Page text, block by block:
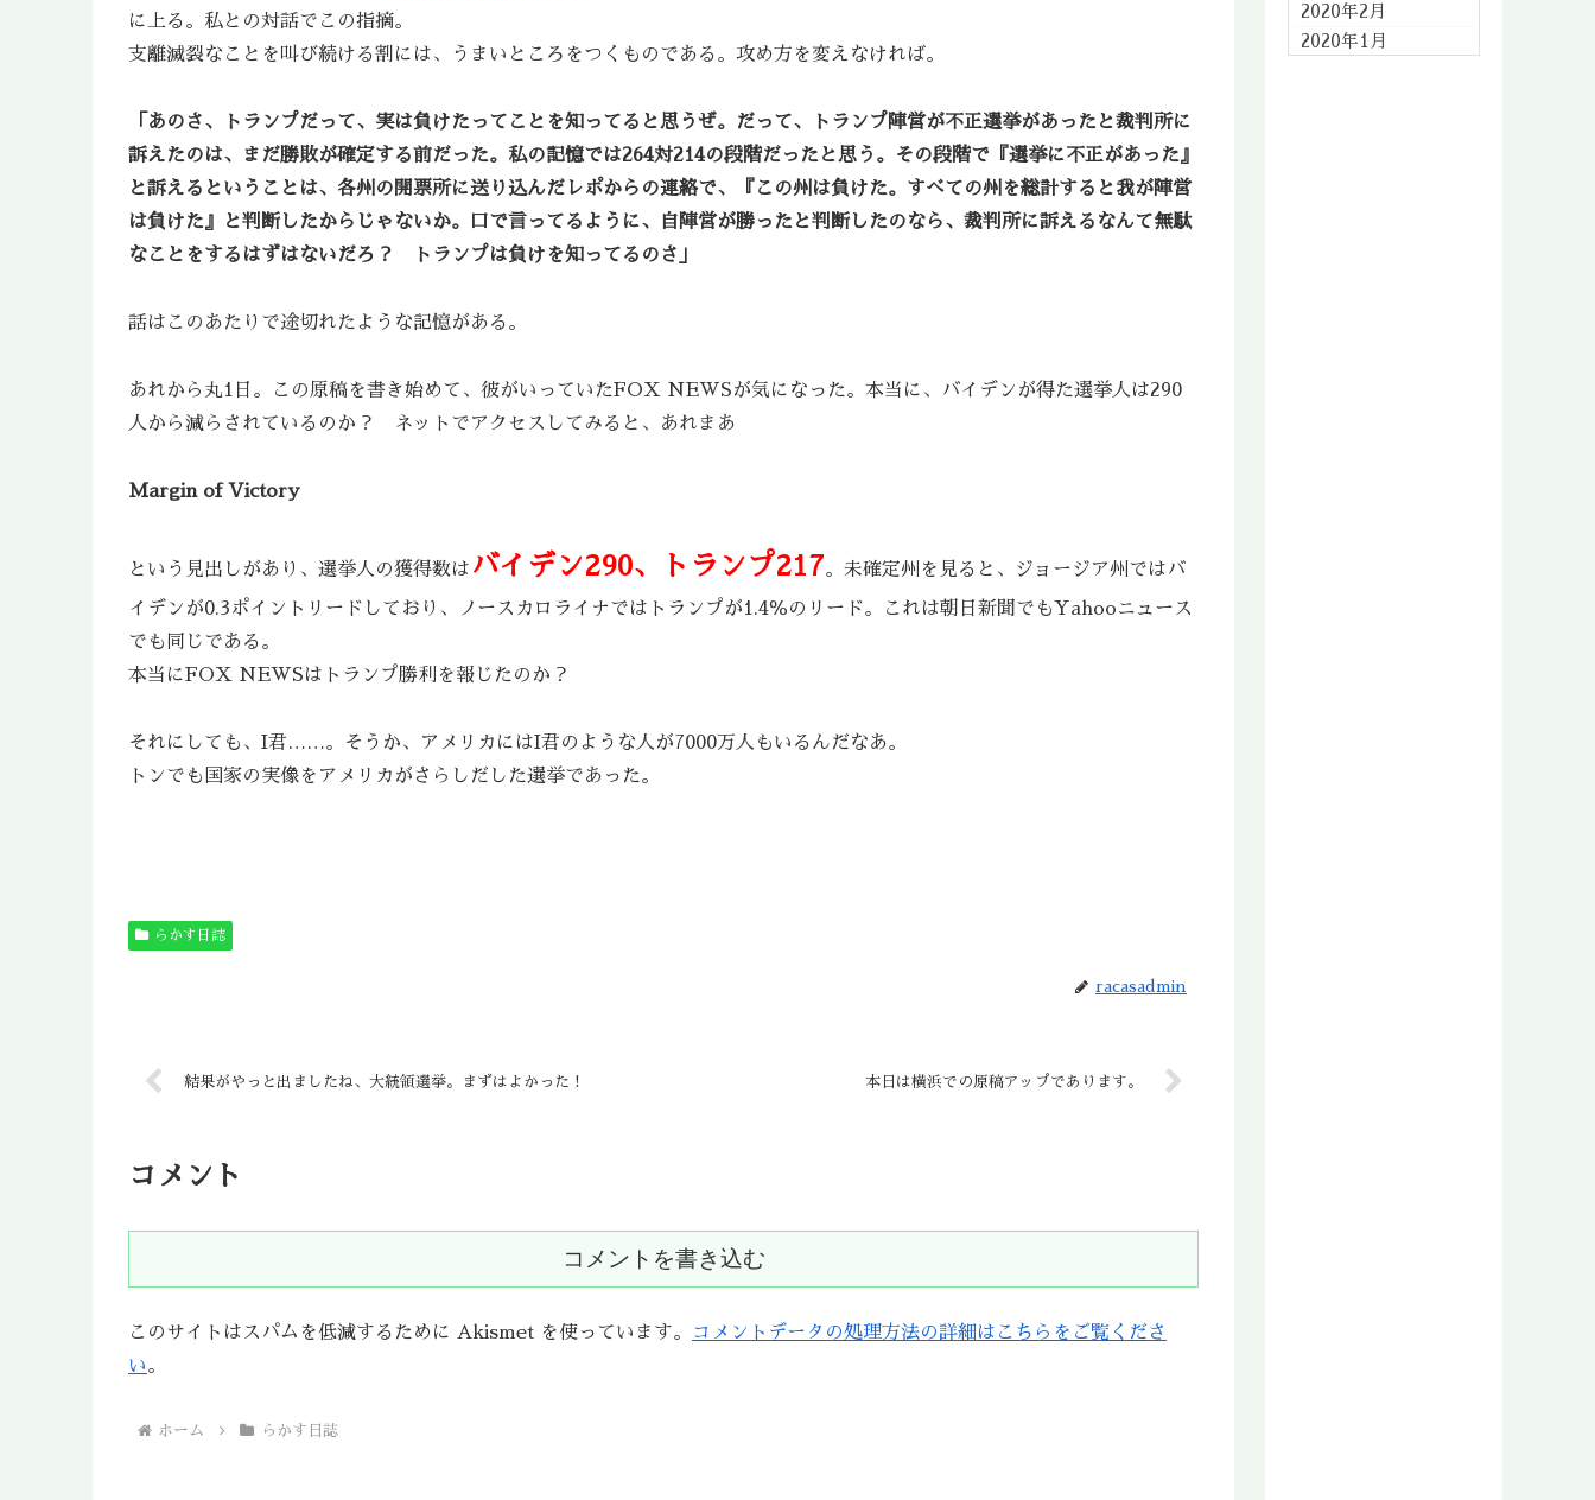
に上る。私との対話でこの指摘。
支離滅裂なことを叫び続ける割には、うまいところをつくものである。攻め方を変えなければ。
「あのさ、トランプだって、実は負けたってことを知ってると思うぜ。だって、トランプ陣営が不正選挙があったと裁判所に
訴えたのは、まだ勝敗が確定する前だった。私の記憶では264対214の段階だったと思う。その段階で『選挙に不正があった』
と訴えるということは、各州の開票所に送り込んだレポからの連絡で、『この州は負けた。すべての州を総計すると我が陣営
は負けた』と判断したからじゃないか。口で言ってるように、自陣営が勝ったと判断したのなら、裁判所に訴えるなんて無駄
なことをするはずはないだろ？ トランプは負けを知ってるのさ」
話はこのあたりで途切れたような記憶がある。
あれから丸1日。この原稿を書き始めて、彼がいっていたFOX NEWSが気になった。本当に、バイデンが得た選挙人は290
人から減らされているのか？ ネットでアクセスしてみると、あれまあ
Margin of Victory
という見出しがあり、選挙人の獲得数は バイデン290、トランプ217。未確定州を見ると、ジョージア州ではバ
イデンが0.3ポイントリードしており、ノースカロライナではトランプが1.4％のリード。これは朝日新聞でもYahooニュース
でも同じである。
本当にFOX NEWSはトランプ勝利を報じたのか？
それにしても、I君……。そうか、アメリカにはI君のような人が7000万人もいるんだなあ。
トンでも国家の実像をアメリカがさらしだした選挙であった。
らかす日誌
racasadmin
結果がやっと出ましたね、大統領選挙。まずはよかった！ 本日は横浜での原稿アップであります。
コメント
コメントを書き込む
このサイトはスパムを低減するために Akismet を使っています。
コメントデータの処理方法の詳細はこちらをご覧くださ
い。
ホーム らかす日誌
2020年2月
2020年1月